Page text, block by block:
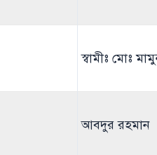
স্বামীঃ মোঃ
আবদুর রহমান